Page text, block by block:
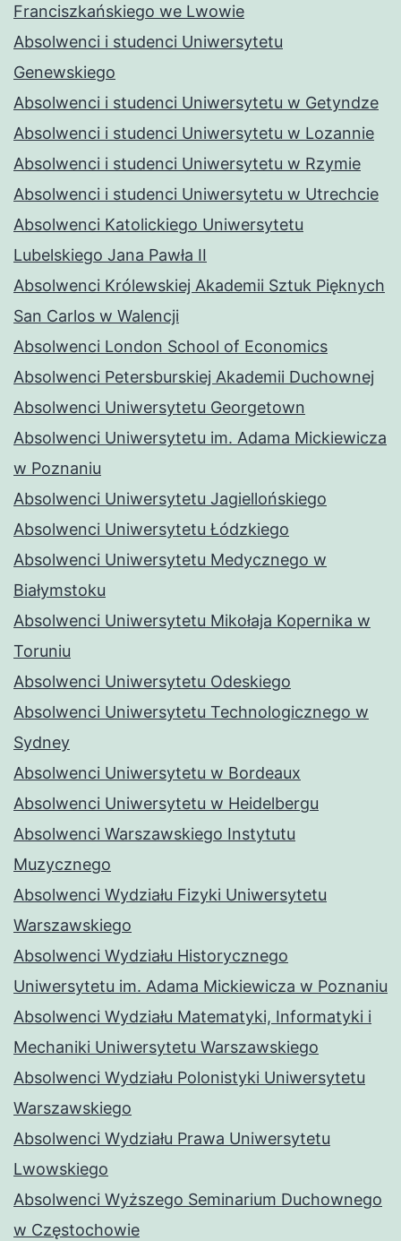
Franciszkańskiego we Lwowie
Absolwenci i studenci Uniwersytetu
Genewskiego
Absolwenci i studenci Uniwersytetu w Getyndze
Absolwenci i studenci Uniwersytetu w Lozannie
Absolwenci i studenci Uniwersytetu w Rzymie
Absolwenci i studenci Uniwersytetu w Utrechcie
Absolwenci Katolickiego Uniwersytetu
Lubelskiego Jana Pawła II
Absolwenci Królewskiej Akademii Sztuk Pięknych
San Carlos w Walencji
Absolwenci London School of Economics
Absolwenci Petersburskiej Akademii Duchownej
Absolwenci Uniwersytetu Georgetown
Absolwenci Uniwersytetu im. Adama Mickiewicza
w Poznaniu
Absolwenci Uniwersytetu Jagiellońskiego
Absolwenci Uniwersytetu Łódzkiego
Absolwenci Uniwersytetu Medycznego w
Białymstoku
Absolwenci Uniwersytetu Mikołaja Kopernika w
Toruniu
Absolwenci Uniwersytetu Odeskiego
Absolwenci Uniwersytetu Technologicznego w
Sydney
Absolwenci Uniwersytetu w Bordeaux
Absolwenci Uniwersytetu w Heidelbergu
Absolwenci Warszawskiego Instytutu
Muzycznego
Absolwenci Wydziału Fizyki Uniwersytetu
Warszawskiego
Absolwenci Wydziału Historycznego
Uniwersytetu im. Adama Mickiewicza w Poznaniu
Absolwenci Wydziału Matematyki, Informatyki i
Mechaniki Uniwersytetu Warszawskiego
Absolwenci Wydziału Polonistyki Uniwersytetu
Warszawskiego
Absolwenci Wydziału Prawa Uniwersytetu
Lwowskiego
Absolwenci Wyższego Seminarium Duchownego
w Częstochowie